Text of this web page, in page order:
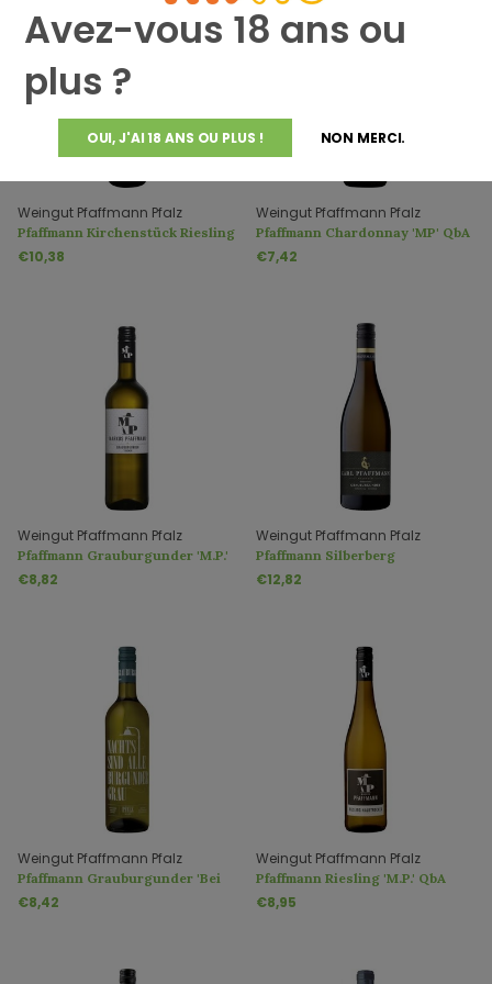
Avez-vous 18 ans ou
plus ?
OUI, J'AI 18 ANS OU PLUS ! NON MERCI.
Weingut Pfaffmann Pfalz
Pfaffmann Kirchenstück Riesling
'Selection' QbA trocken
€10,38
Weingut Pfaffmann Pfalz
Pfaffmann Chardonnay 'MP' QbA
trocken
€7,42
Weingut Pfaffmann Pfalz
Pfaffmann Grauburgunder 'M.P.'
QbA trocken
€8,82
Weingut Pfaffmann Pfalz
Pfaffmann Silberberg
Grauburgunder 'Selection' QbA
€12,82
Weingut Pfaffmann Pfalz
Pfaffmann Grauburgunder 'Bei
Nacht' QbA trocken
€8,42
Weingut Pfaffmann Pfalz
Pfaffmann Riesling 'M.P.' QbA
halbtrocken
€8,95